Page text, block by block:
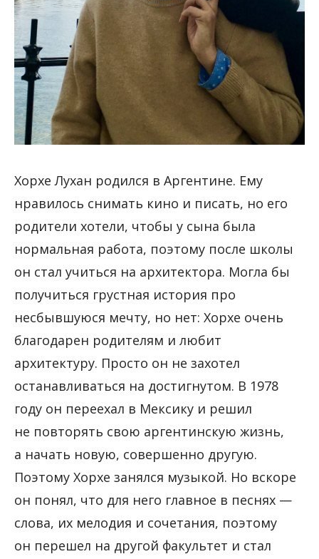
Хорхе Лухан родился в Аргентине. Ему
нравилось снимать кино и писать, но его
родители хотели, чтобы у сына была
нормальная работа, поэтому после школы
он стал учиться на архитектора. Могла бы
получиться грустная история про
несбывшуюся мечту, но нет: Хорхе очень
благодарен родителям и любит
архитектуру. Просто он не захотел
останавливаться на достигнутом. В 1978
году он переехал в Мексику и решил
не повторять свою аргентинскую жизнь,
а начать новую, совершенно другую.
Поэтому Хорхе занялся музыкой. Но вскоре
он понял, что для него главное в песнях —
слова, их мелодия и сочетания, поэтому
он перешел на другой факультет и стал